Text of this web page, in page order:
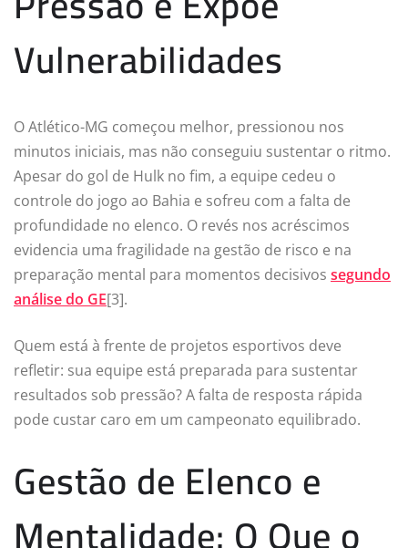
Vulnerabilidades
O Atlético-MG começou melhor, pressionou nos
minutos iniciais, mas não conseguiu sustentar o ritmo.
Apesar do gol de Hulk no fim, a equipe cedeu o
controle do jogo ao Bahia e sofreu com a falta de
profundidade no elenco. O revés nos acréscimos
evidencia uma fragilidade na gestão de risco e na
preparação mental para momentos decisivos segundo
análise do GE[3].
Quem está à frente de projetos esportivos deve
refletir: sua equipe está preparada para sustentar
resultados sob pressão? A falta de resposta rápida
pode custar caro em um campeonato equilibrado.
Gestão de Elenco e